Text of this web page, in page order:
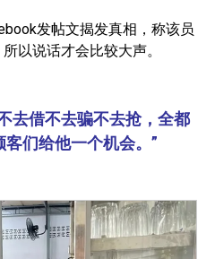
发帖文揭发真相，称该员
以说话才会比较大声。
去借不去骗不去抢，全都
们给他一个机会。”